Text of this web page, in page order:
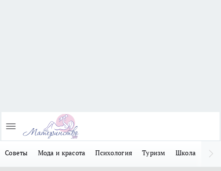
Советы Мода и красота Психология Туризм Школа